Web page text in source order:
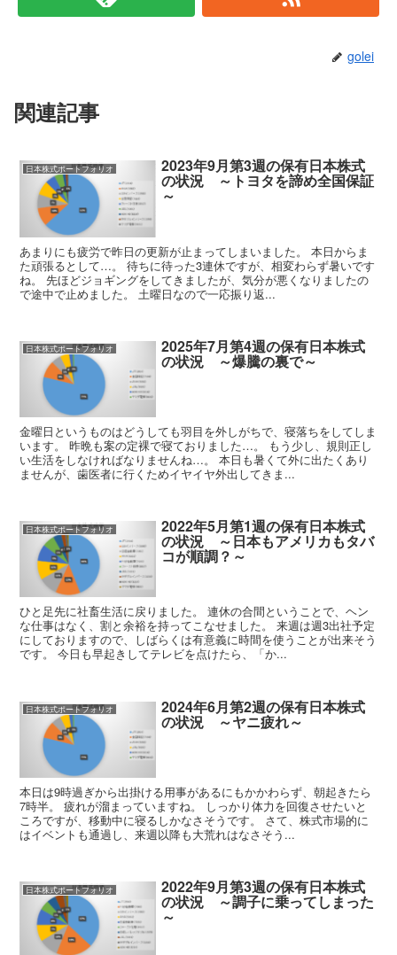
golei
関連記事
日本株式ポートフォリオ 2023年9月第3週の保有日本株式
の状況 ～トヨタを諦め全国保証
～
あまりにも疲労で昨日の更新が止まってしまいました。 本日からま
た頑張るとして…。 待ちに待った3連休ですが、相変わらず暑いです
ね。 先ほどジョギングをしてきましたが、気分が悪くなりましたの
で途中で止めました。 土曜日なので一応振り返...
日本株式ポートフォリオ 2025年7月第4週の保有日本株式
の状況 ～爆騰の裏で～
金曜日というものはどうしても羽目を外しがちで、寝落ちをしてしま
います。 昨晩も案の定裸で寝ておりました…。 もう少し、規則正し
い生活をしなければなりませんね…。 本日も暑くて外に出たくあり
ませんが、歯医者に行くためイヤイヤ外出してきま...
日本株式ポートフォリオ 2022年5月第1週の保有日本株式
の状況 ～日本もアメリカもタバ
コが順調？～
ひと足先に社畜生活に戻りました。 連休の合間ということで、ヘン
な仕事はなく、割と余裕を持ってこなせました。 来週は週3出社予定
にしておりますので、しばらくは有意義に時間を使うことが出来そう
です。 今日も早起きしてテレビを点けたら、「か...
日本株式ポートフォリオ 2024年6月第2週の保有日本株式
の状況 ～ヤニ疲れ～
本日は9時過ぎから出掛ける用事があるにもかかわらず、朝起きたら
7時半。 疲れが溜まっていますね。 しっかり体力を回復させたいと
ころですが、移動中に寝るしかなさそうです。 さて、株式市場的に
はイベントも通過し、来週以降も大荒れはなさそう...
日本株式ポートフォリオ 2022年9月第3週の保有日本株式
の状況 ～調子に乗ってしまった
～